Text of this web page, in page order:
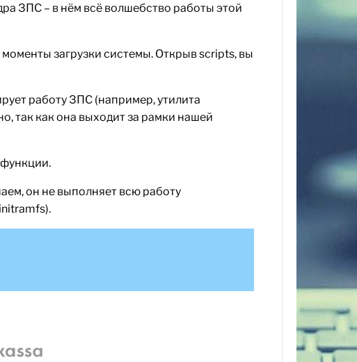
ЗПС – в нём всё волшебство работы этой
загрузки системы. Открыв scripts, вы
работу ЗПС (например, утилита
так как она выходит за рамки нашей
он не выполняет всю работу